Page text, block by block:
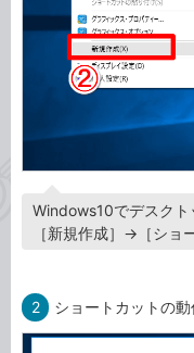
Windows10でデスクト
［新規作成］→［ショ
2 ショートカットの